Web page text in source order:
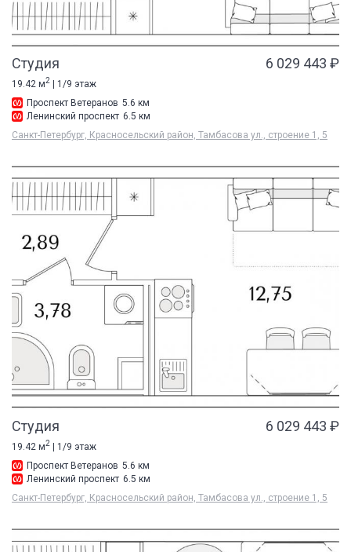
Студия 6 029 443 ₽
19.42 м2 | 1/9 этаж
Проспект Ветеранов 5.6 км
Ленинский проспект 6.5 км
Санкт-Петербург, Красносельский район, Тамбасова ул., строение 1, 5
Студия 6 029 443 ₽
19.42 м2
| 1/9 этаж
Проспект Ветеранов 5.6 км
Ленинский проспект 6.5 км
Санкт-Петербург, Красносельский район, Тамбасова ул., строение 1, 5